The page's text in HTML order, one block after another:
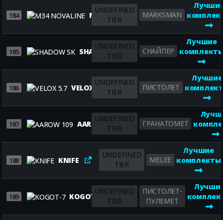
184 M34 NOVALINE
UNDEFINED
TIER
MARKSMAN
185 SHADOW SK
UNDEFINED
TIER
СНАЙПЕР
Лучшие
186 VELOX 5.7
UNDEFINED
TIER
ПИСТОЛЕТ
Лучшие
187 AAROW 109
UNDEFINED
TIER
ГРАНАТОМЕТ
188 KNIFE
UNDEFINED
TIER
MELEE
Лучшие
комплекты
189 KOGOT-7
UNDEFINED
TIER
ПИСТОЛЕТ-
ПУЛЕМЕТ